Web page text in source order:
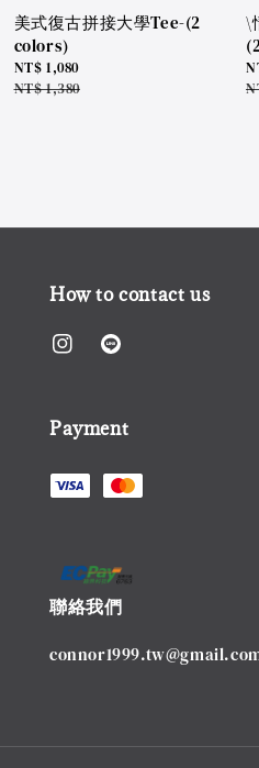
美式復古拼接大學Tee-(2
colors)
Sale
price
NT$ 1,080
Regular
NT$ 1,380
\
How to contact us
Payment
聯絡我們